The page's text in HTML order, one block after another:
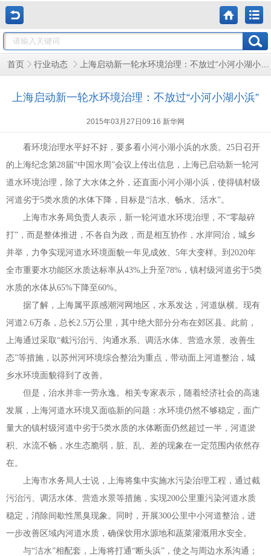
首页 行业动态 上海启动新一轮水环境治理：不放过“小河小湖小浜”
上海启动新一轮水环境治理：不放过“小河小湖小浜”
2015年03月27日09:16 新华网
看环境治理水平好不好，要多看小河小湖小浜的水质。25 日召开
的上海纪念第28届“中国水周 ”会议上传出信息，上海已启动新一轮河
道水环境治理，除了大水体之外，还直面小河小湖小浜，使得镇村级
河道劣于5类水质的水体下降，目标是“洁水、畅水、活水”。
上海市水务局负责人表示，新一轮河道水环境治理，不“零敲碎
打” ，而是整体推进，不各自为政，而是相互协作，水岸同治，城乡
并举，力争实现河道水环境面貌一年见成效、 5年大变样。到 2020年
全市重要水功能区水质达标率从43%上升至 78% ，镇村级河道劣于5类
水质的水体从65%下降至60%。
据了解，上海属平原感潮河网地区，水系发达，河道纵横。现有
河道2.6万条，总长2.5万公里，其中绝大部分分布在郊区县。此前，
上海通过采取“截污治污、沟通水系、调活水体、营造水景、改善生
态”等措施，以苏州河环境综合整治为重点，带动面上河道整治，城
乡水环境面貌得到了改善。
但是，治水并非一劳永逸。相关专家表示，随着经济社会的高速
发展，上海河道水环境又面临新的问题：水环境仍然不够稳定，面广
量大的镇村级河道中劣于5类水质的水体断面仍然超过一半，河道淤
积、水流不畅，水生态脆弱，脏、乱、差的现象在一定范围内依然存
在。
上海市水务局人士说，上海将集中实施水污染治理工程，通过截
污治污、调活水体、营造水景等措施，实现200公里重污染河道水质
稳定，消除间歇性黑臭现象。同时，开展300公里中小河道整治，进
一步改善区域内河道水质，确保饮用水源地和蔬菜灌溉用水安全。
与“洁水”相配套，上海将打通“断头浜” ，使之与周边水系沟通；